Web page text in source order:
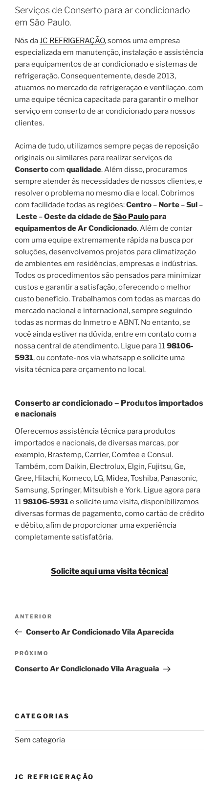
Serviços de Conserto para ar condicionado
em São Paulo.
Nós daJC REFRIGERAÇÃO, somos uma empresa
especializada em manutenção, instalação e assistência
para equipamentos de ar condicionado e sistemas de
refrigeração. Consequentemente, desde 2013,
atuamos no mercado de refrigeração e ventilação, com
uma equipe técnica capacitada para garantir o melhor
serviço em conserto de ar condicionado para nossos
clientes.
Acima de tudo, utilizamos sempre peças de reposição
originais ou similares para realizar serviços de
Consertocom qualidade. Além disso, procuramos
sempre atender às necessidades de nossos clientes, e
resolver o problema no mesmo dia e local. Cobrimos
com facilidade todas as regiões:Centro – Norte –Sul –
Leste –Oeste da cidade deSão Paulopara
equipamentos de Ar Condicionado. Além de contar
com uma equipe extremamente rápida na busca por
soluções, desenvolvemos projetos para climatização
de ambientes em residências, empresas e indústrias.
Todos os procedimentos são pensados para minimizar
custos e garantir a satisfação, oferecendo o melhor
custo benefício. Trabalhamos com todas as marcas do
mercado nacional e internacional, sempre seguindo
todas as normas do Inmetro e ABNT. No entanto, se
você ainda estiver na dúvida, entre em contato com a
nossa central de atendimento. Ligue para 1198106-
5931, ou contate-nos via whatsapp e solicite uma
visita técnica para orçamento no local.
Conserto ar condicionado – Produtos importados
e nacionais
Oferecemos assistência técnica para produtos
importados e nacionais, de diversas marcas, por
exemplo, Brastemp, Carrier, Comfee e Consul.
Também, com Daikin, Electrolux, Elgin, Fujitsu, Ge,
Gree, Hitachi, Komeco, LG, Midea, Toshiba, Panasonic,
Samsung, Springer, Mitsubish e York. Ligue agora para
1198106-5931e solicite uma visita, disponibilizamos
diversas formas de pagamento, como cartão de crédito
e débito, afim de proporcionar uma experiência
completamente satisfatória.
Solicite aqui uma visita técnica!
Navegação
Post
Post
anterior
ANTERIOR
Conserto Ar Condicionado Vila Aparecida
Próximo
post
PRÓXIMO
Conserto Ar Condicionado Vila Araguaia
CATEGORIAS
Sem categoria
JC REFRIGERAÇÃO